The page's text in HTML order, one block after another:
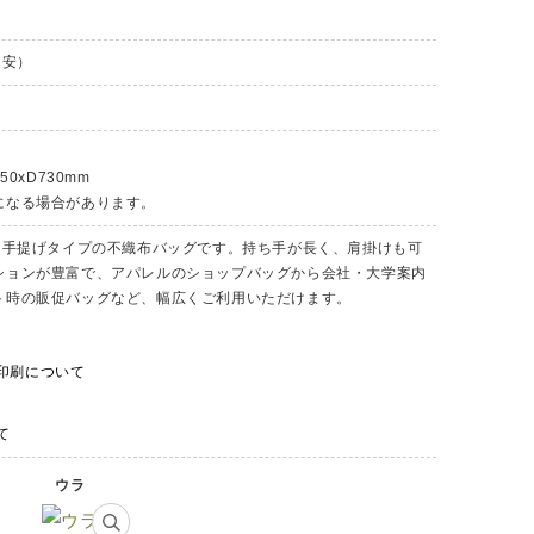
）
る場合があります。
提げタイプの不織布バッグです。持ち手が長く、肩掛けも可
ンが豊富で、アパレルのショップバッグから会社・大学案内
の販促バッグなど、幅広くご利用いただけます。
刷について
ウラ